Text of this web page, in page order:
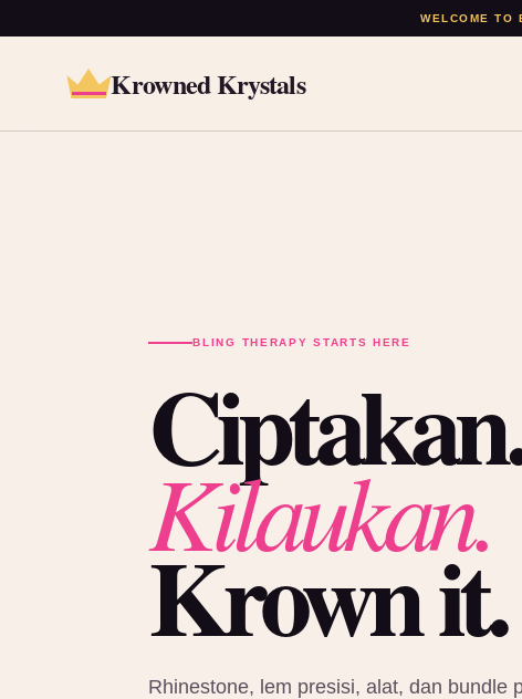
WELCOME TO
Krowned Krystals
BLING THERAPY STARTS HERE
Kilaukan.
Krown it.
Rhinestone, lem presisi, alat, dan bundle